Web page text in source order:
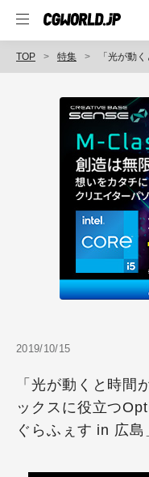
TOP 特集 「光が動くと時間が
2019/10/15
「光が動くと時間
ックスに役立つ
ぐらふぇす in 広島